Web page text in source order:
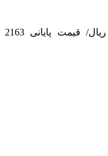
نماد «ومعادن» / آخرین معامله 2151 ریال/ قیمت پایانی 2163